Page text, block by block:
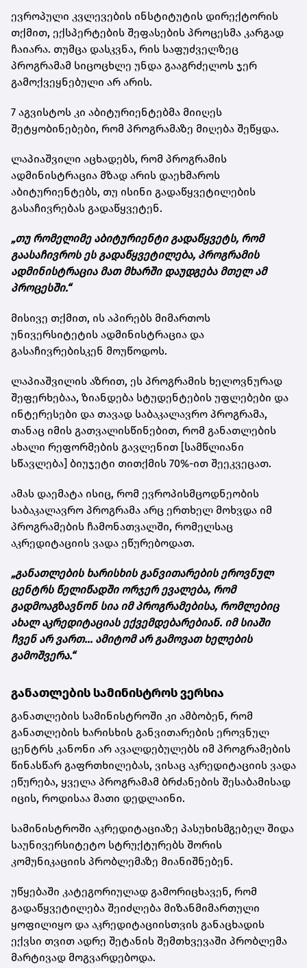
ევროპული კვლევების ინსტიტუტის დირექტორის
თქმით, ექსპერტების შეფასების პროცესმა კარგად
ჩაიარა. თუმცა დასკვნა, რის საფუძველზეც
პროგრამამ სიცოცხლე უნდა გააგრძელოს ჯერ
გამოქვეყნებული არ არის.
7 აგვისტოს კი აბიტურიენტებმა მიიღეს
შეტყობინებები, რომ პროგრამაზე მიღება შეწყდა.
ლაპიაშვილი აცხადებს, რომ პროგრამის
ადმინისტრაცია მზად არის დაეხმაროს
აბიტურიენტებს, თუ ისინი გადაწყვეტილების
გასაჩივრებას გადაწყვეტენ.
„თუ რომელიმე აბიტურიენტი გადაწყვეტს, რომ
გაასაჩივროს ეს გადაწყვეტილება, პროგრამის
ადმინისტრაცია მათ მხარში დაუდგება მთელ ამ
პროცესში.“
მისივე თქმით, ის აპირებს მიმართოს
უნივერსიტეტის ადმინისტრაცია და
გასაჩივრებისკენ მოუწოდოს.
ლაპიაშვილის აზრით, ეს პროგრამის ხელოვნურად
შეფერხებაა, ზიანდება სტუდენტების უფლებები და
ინტერესები და თავად საბაკალავრო პროგრამა,
თანაც იმის გათვალისწინებით, რომ განათლების
ახალი რეფორმების გავლენით [სამწლიანი
სწავლება] ბიუჯეტი თითქმის 70%-ით შეეკვეცათ.
ამას დაემატა ისიც, რომ ევროპისმცოდნეობის
საბაკალავრო პროგრამა არც ერთხელ მოხვდა იმ
პროგრამების ჩამონათვალში, რომელსაც
აკრედიტაციის ვადა ეწურებოდათ.
„განათლების ხარისხის განვითარების ეროვნულ
ცენტრს წელიწადში ორჯერ ევალება, რომ
გადმოაგზავნონ სია იმ პროგრამებისა, რომლებიც
ახალ აკრედიტაციას ექვემდებარებიან. იმ სიაში
ჩვენ არ ვართ... ამიტომ არ გამოვათ ხელების
გამოშვერა.“
განათლების სამინისტროს ვერსია
განათლების სამინისტროში კი ამბობენ, რომ
განათლების ხარისხის განვითარების ეროვნულ
ცენტრს კანონი არ ავალდებულებს იმ პროგრამების
წინასწარ გაფრთხილებას, ვისაც აკრედიტაციის ვადა
ეწურება, ყველა პროგრამამ ბრძანების შესაბამისად
იცის, როდისაა მათი დედლაინი.
სამინისტროში აკრედიტაციაზე პასუხისმგებელ შიდა
საუნივერსიტეტო სტრუქტურებს შორის
კომუნიკაციის პრობლემაზე მიანიშნებენ.
უწყებაში კატეგორიულად გამორიცხავენ, რომ
გადაწყვეტილება შეიძლება მიზანმიმართული
ყოფილიყო და აკრედიტაციისთვის განაცხადის
ექვსი თვით ადრე შეტანის შემთხვევაში პრობლემა
მარტივად მოგვარდებოდა.